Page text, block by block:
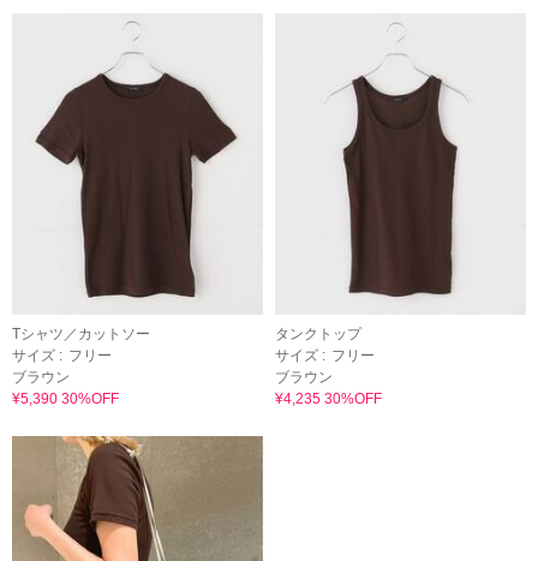
Tシャツ／カットソー
サイズ : フリー
ブラウン
¥5,390 30%OFF
タンクトップ
サイズ : フリー
ブラウン
¥4,235 30%OFF